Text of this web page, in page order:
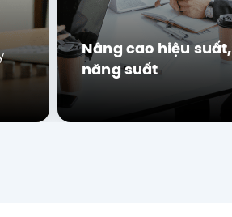
Nâng cao hiệu suất,
năng suất